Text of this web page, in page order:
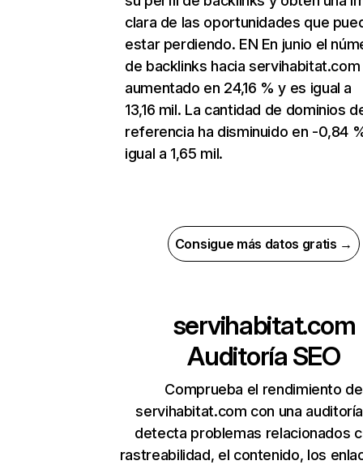
clara de las oportunidades que
estar perdiendo. EN En junio el
de backlinks hacia servihabitat.com
aumentado en 24,16 % y es igual a
13,16 mil. La cantidad de dominios
referencia ha disminuido en -0,84
igual a 1,65 mil.
Consigue más datos gratis →
servihabitat.com
Auditoría SEO
Comprueba el rendimiento de
servihabitat.com con una
detecta problemas relacionados
rastreabilidad, el contenido, los